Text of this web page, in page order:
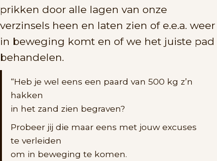
prikken door alle lagen van onze
verzinsels heen en laten zien of e.e.a. weer
in beweging komt en of we het juiste pad
behandelen.
“Heb je wel eens een paard van 500 kg z’n
hakken
in het zand zien begraven?
Probeer jij die maar eens met jouw excuses
te verleiden
om in beweging te komen.